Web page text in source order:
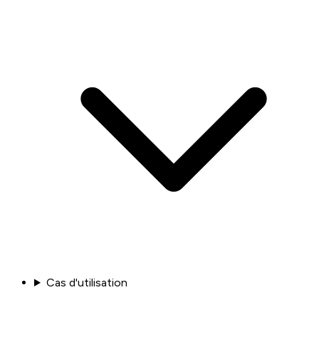
Cas d'utilisation